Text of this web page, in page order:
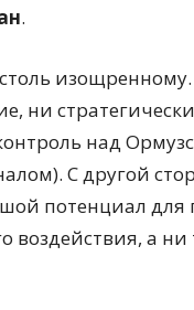
.
ни
над
С другой
потенциал для
воздействия, а ни